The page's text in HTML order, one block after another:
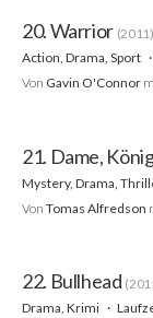
20. Warrior (2011)
Action, Drama, Sport
Von Gavin O'Connor
21. Dame,
Mystery, Drama,
Von Tomas Alfredson
22. Bullhead
Drama, Krimi